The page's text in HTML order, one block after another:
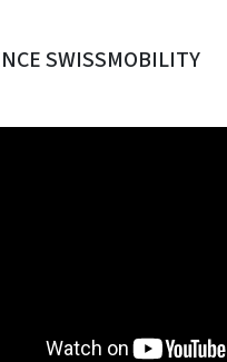
SWISSMOBILITY